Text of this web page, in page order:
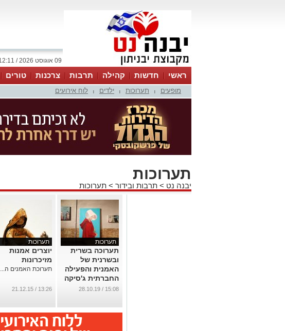
09 אוגוסט 2026 / 12:11
ראשי חדשות קהילה תרבות צרכנות טורים
מופעים תערוכות ילדים לוח אירועים
תערוכות
יבנה נט > תרבות ובידור > תערוכות
תערוכות
תערוכה בשרית
ובשרנית של
האמנית והפעילה
החברתית ג'סיקה
שרון
15:08 / 28.10.19
תערוכות
יוצרים אמנות
מזיכרונות
תערוכת האמנים ה...
13:26 / 21.12.15